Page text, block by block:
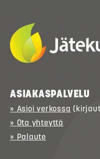
ASIAKASPALVELU
» Asioi verkossa
» Ota yhteyttä
» Palaute